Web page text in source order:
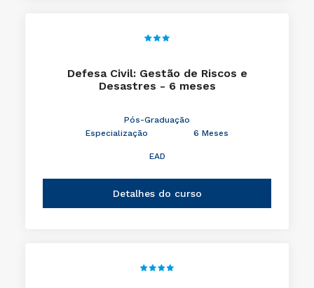
Defesa Civil: Gestão de Riscos e
Desastres - 6 meses
Pós-Graduação
Especialização
6 Meses
EAD
Detalhes do curso